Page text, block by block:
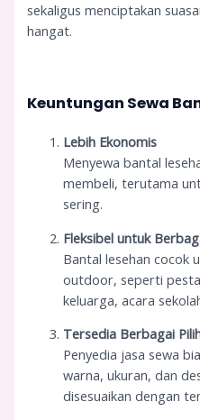
sekaligus menciptakan
hangat.
Keuntungan Sewa
Lebih Ekonomis
Menyewa bantal
membeli, terutama
sering.
Fleksibel untuk
Bantal lesehan cocok
outdoor, seperti
keluarga, acara
Tersedia Berbagai
Penyedia jasa sewa
warna, ukuran, dan
disesuaikan dengan